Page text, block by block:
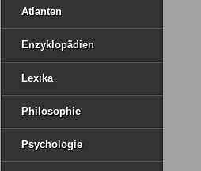
Atlanten
Enzyklopädien
Lexika
Philosophie
Psychologie